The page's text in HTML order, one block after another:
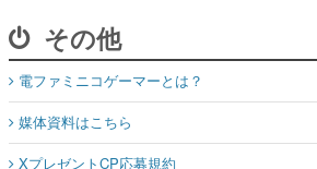
その他
電ファミニコゲーマーとは？
媒体資料はこちら
XプレゼントCP応募規約